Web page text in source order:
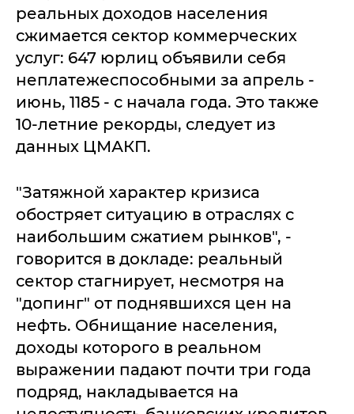
реальных доходов населения
сжимается сектор коммерческих
услуг: 647 юрлиц объявили себя
неплатежеспособными за апрель -
июнь, 1185 - с начала года. Это также
10-летние рекорды, следует из
данных ЦМАКП.
"Затяжной характер кризиса
обостряет ситуацию в отраслях с
наибольшим сжатием рынков", -
говорится в докладе: реальный
сектор стагнирует, несмотря на
"допинг" от поднявшихся цен на
нефть. Обнищание населения,
доходы которого в реальном
выражении падают почти три года
подряд, накладывается на